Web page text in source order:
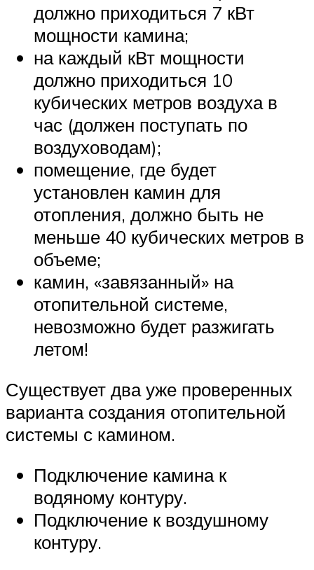
должно приходиться 7 кВт
мощности камина;
на каждый кВт мощности
должно приходиться 10
кубических метров воздуха в
час (должен поступать по
воздуховодам);
помещение, где будет
установлен камин для
отопления, должно быть не
меньше 40 кубических метров в
объеме;
камин, «завязанный» на
отопительной системе,
невозможно будет разжигать
летом!
Существует два уже проверенных
варианта создания отопительной
системы с камином.
Подключение камина к
водяному контуру.
Подключение к воздушному
контуру.